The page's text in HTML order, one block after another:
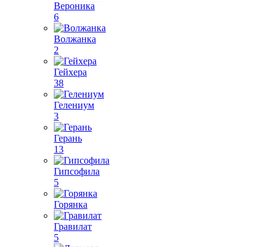
Вероника
6
Волжанка
2
Гейхера
38
Гелениум
3
Герань
13
Гипсофила
5
Горянка
Гравилат
5